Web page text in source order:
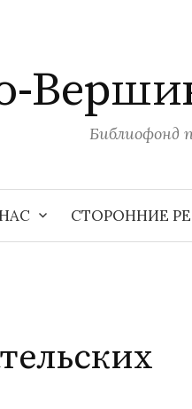
Библиофонд
СТОРОННИЕ